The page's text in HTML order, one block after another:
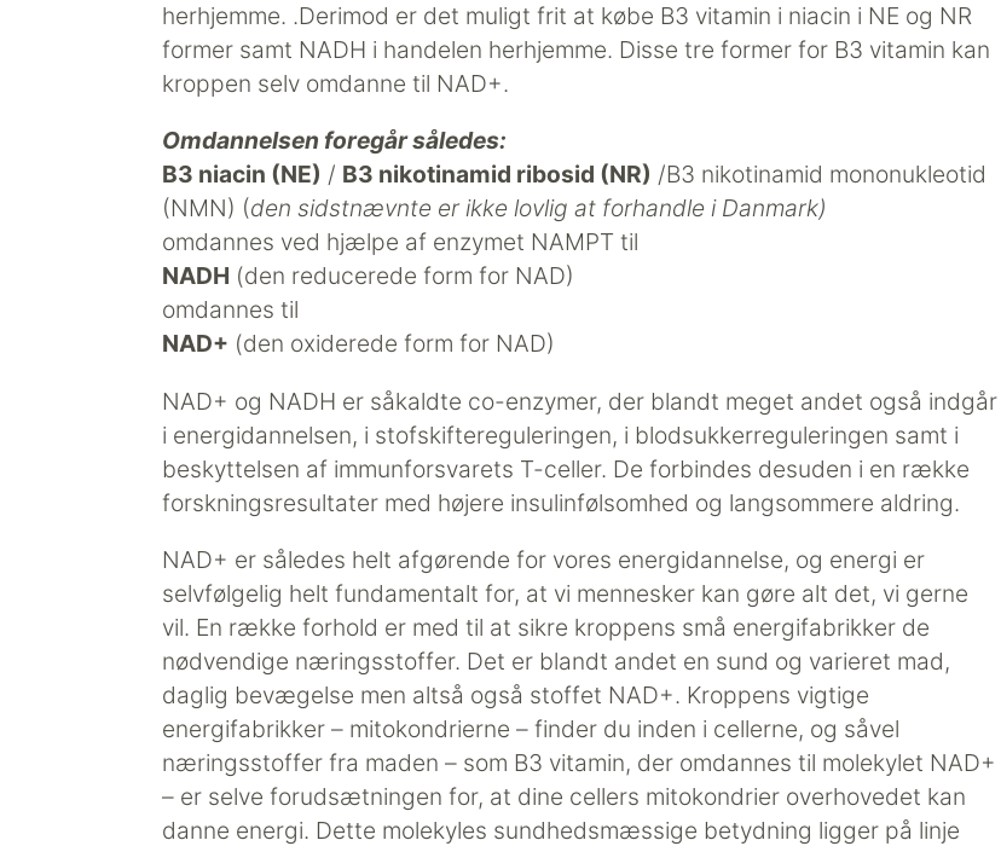
herhjemme. .Derimod er det muligt frit at købe B3 vitamin i niacin i NE og NR
former samt NADH i handelen herhjemme. Disse tre former for B3 vitamin kan
kroppen selv omdanne til NAD+.
Omdannelsen foregår således:
B3 niacin (NE) / B3 nikotinamid ribosid (NR) /B3 nikotinamid mononukleotid
(NMN) (den sidstnævnte er ikke lovlig at forhandle i Danmark)
omdannes ved hjælpe af enzymet NAMPT til
NADH (den reducerede form for NAD)
omdannes til
NAD+ (den oxiderede form for NAD)
NAD+ og NADH er såkaldte co-enzymer, der blandt meget andet også indgår
i energidannelsen, i stofskiftereguleringen, i blodsukkerreguleringen samt i
beskyttelsen af immunforsvarets T-celler. De forbindes desuden i en række
forskningsresultater med højere insulinfølsomhed og langsommere aldring.
NAD+ er således helt afgørende for vores energidannelse, og energi er
selvfølgelig helt fundamentalt for, at vi mennesker kan gøre alt det, vi gerne
vil. En række forhold er med til at sikre kroppens små energifabrikker de
nødvendige næringsstoffer. Det er blandt andet en sund og varieret mad,
daglig bevægelse men altså også stoffet NAD+. Kroppens vigtige
energifabrikker – mitokondrierne – finder du inden i cellerne, og såvel
næringsstoffer fra maden – som B3 vitamin, der omdannes til molekylet NAD+
– er selve forudsætningen for, at dine cellers mitokondrier overhovedet kan
danne energi. Dette molekyles sundhedsmæssige betydning ligger på linje